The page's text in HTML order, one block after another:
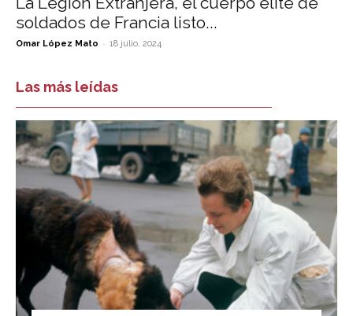
soldados de Francia listo...
Omar López Mato - 18 julio, 2024
Las más leídas